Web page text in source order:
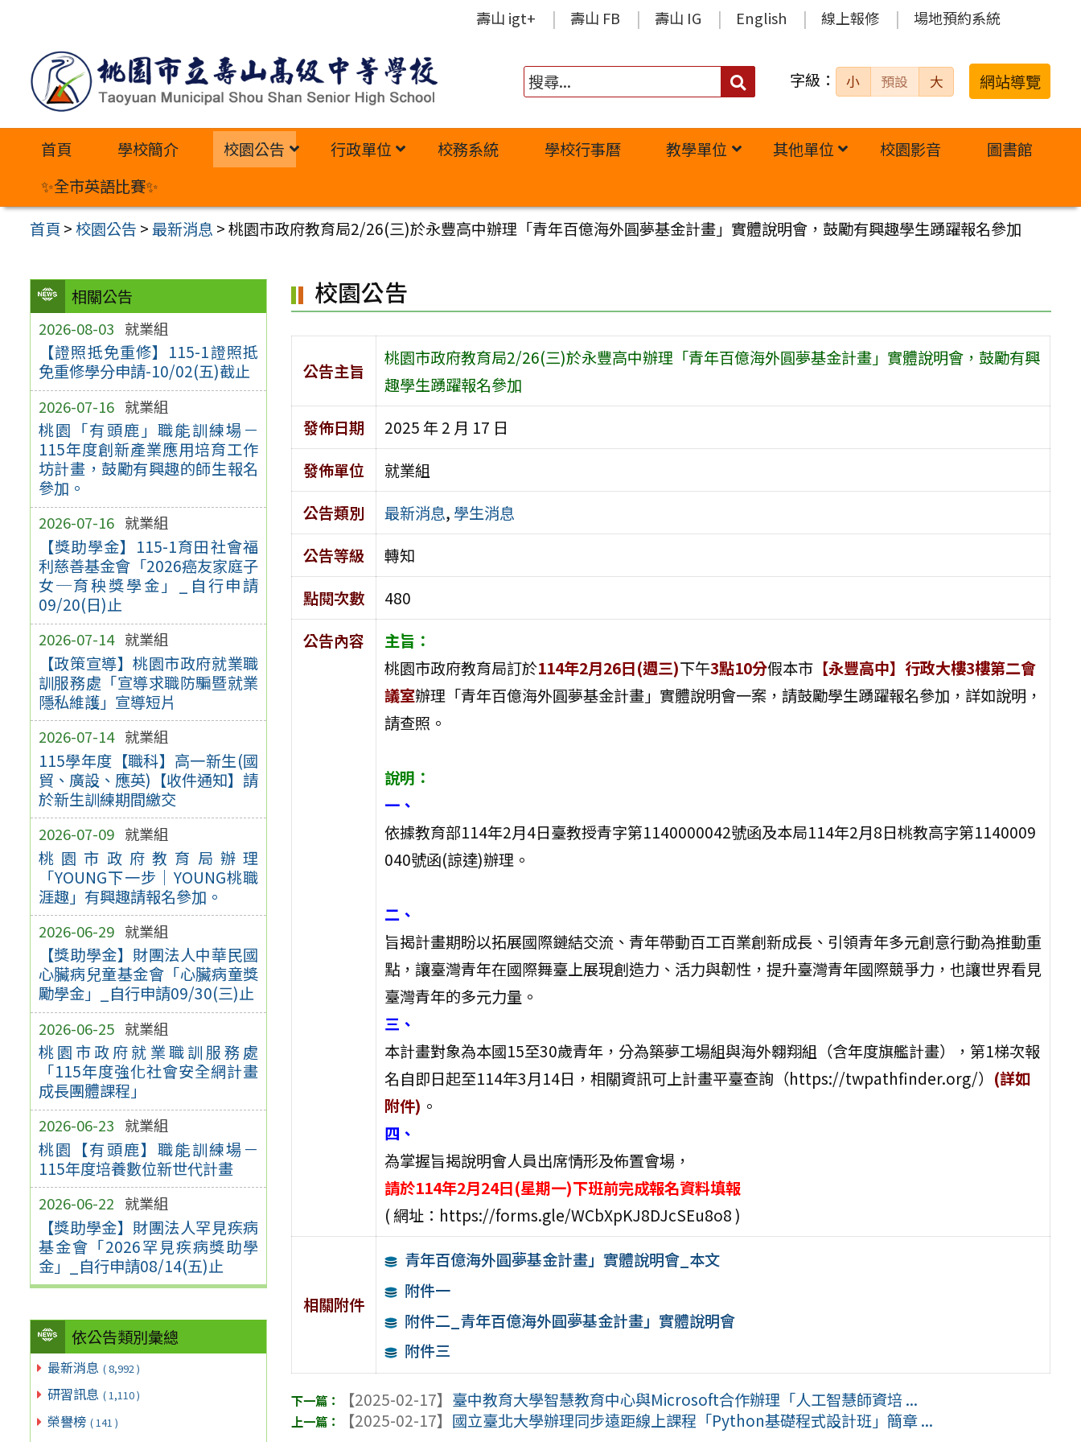
內
壽山 igt+ 壽山 FB 壽山 IG English 線上報修 場地預約系統
搜
字級： 小 預設 大 網站導覽
首頁 學校簡介 校園公告 行政單位 校務系統 學校行事曆 教學單位 其他單位 校園影音
圖書館
✨全市英語比賽✨
首頁 >校園公告 >最新消息 >桃園市政府教育局2/26(三)於永豐高中辦理「青年百億海外圓夢基金計畫」實體說明會，鼓勵有興趣學生踴躍報名參加
相關公告
2026-08-03 就業組
【證照抵免重修】115-1證照抵
免重修學分申請-10/02(五)截止
2026-07-16 就業組
桃園「有頭鹿」職能訓練場－
115年度創新產業應用培育工作
坊計畫，鼓勵有興趣的師生報名
參加。
2026-07-16 就業組
【獎助學金】115-1育田社會福
利慈善基金會「2026癌友家庭子
女─育秧獎學金」_自行申請
09/20(日)止
2026-07-14 就業組
【政策宣導】桃園市政府就業職
訓服務處「宣導求職防騙暨就業
隱私維護」宣導短片
2026-07-14 就業組
115學年度【職科】高一新生(國
貿、廣設、應英)【收件通知】請
於新生訓練期間繳交
2026-07-09 就業組
桃園市政府教育局辦理
「YOUNG下一步｜YOUNG桃職
涯趣」有興趣請報名參加。
2026-06-29 就業組
【獎助學金】財團法人中華民國
心臟病兒童基金會「心臟病童獎
勵學金」_自行申請09/30(三)止
2026-06-25 就業組
桃園市政府就業職訓服務處
「115年度強化社會安全網計畫
成長團體課程」
2026-06-23 就業組
桃園【有頭鹿】職能訓練場－
115年度培養數位新世代計畫
2026-06-22 就業組
【獎助學金】財團法人罕見疾病
基金會「2026罕見疾病獎助學
金」_自行申請08/14(五)止
依公告類別彙總
最新消息 ( 8,992 )
研習訊息 ( 1,110 )
榮譽榜 ( 141 )
校園公告
公告主旨
桃園市政府教育局2/26(三)於永豐高中辦理「青年百億海外圓夢基金計畫」實體說明會，鼓勵有興
趣學生踴躍報名參加
發佈日期
2025 年 2 月 17 日
發佈單位
就業組
公告類別
最新消息, 學生消息
公告等級
轉知
點閱次數
480
公告內容
主旨：
桃園市政府教育局訂於114年2月26日(週三)下午3點10分假本市【永豐高中】行政大樓3樓第二會
議室辦理「青年百億海外圓夢基金計畫」實體說明會一案，請鼓勵學生踴躍報名參加，詳如說明，
請查照。
說明：
一、
依據教育部114年2月4日臺教授青字第1140000042號函及本局114年2月8日桃教高字第1140009
040號函(諒達)辦理。
二、
旨揭計畫期盼以拓展國際鏈結交流、青年帶動百工百業創新成長、引領青年多元創意行動為推動重
點，讓臺灣青年在國際舞臺上展現創造力、活力與韌性，提升臺灣青年國際競爭力，也讓世界看見
臺灣青年的多元力量。
三、
本計畫對象為本國15至30歲青年，分為築夢工場組與海外翱翔組（含年度旗艦計畫），第1梯次報
名自即日起至114年3月14日，相關資訊可上計畫平臺查詢（https://twpathfinder.org/） (詳如
附件) 。
四、
為掌握旨揭說明會人員出席情形及佈置會場，
請於114年2月24日(星期一)下班前完成報名資料填報
( 網址：https://forms.gle/WCbXpKJ8DJcSEu8o8 )
相關附件
青年百億海外圓夢基金計畫」實體說明會_本文
附件一
附件二_青年百億海外圓夢基金計畫」實體說明會
附件三
【2025-02-17】 臺中教育大學智慧教育中心與Microsoft合作辦理「人工智慧師資培 ...
【2025-02-17】 國立臺北大學辦理同步遠距線上課程「Python基礎程式設計班」簡章 ...